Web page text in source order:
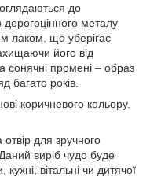
до
металу
лаком, що уберігає
його від
сонячні промені – образ
багато років.
коричневого кольору.
отвір для зручного
виріб чудо буде
кухні, вітальні чи дитячої